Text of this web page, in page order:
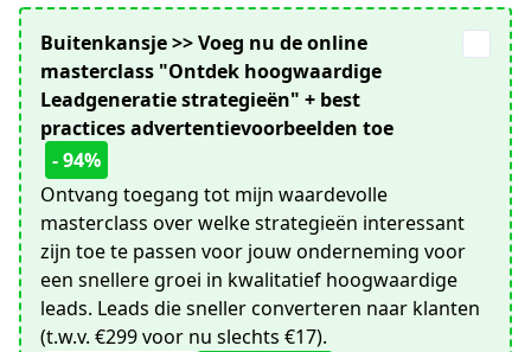
Buitenkansje >> Voeg nu de online
masterclass "Ontdek hoogwaardige
Leadgeneratie strategieën" + best
practices advertentievoorbeelden toe
- 94%
Ontvang toegang tot mijn waardevolle
masterclass over welke strategieën interessant
zijn toe te passen voor jouw onderneming voor
een snellere groei in kwalitatief hoogwaardige
leads. Leads die sneller converteren naar klanten
(t.w.v. €299 voor nu slechts €17).